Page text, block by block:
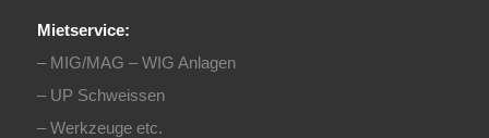
Mietservice:
– MIG/MAG – WIG Anlagen
– UP Schweissen
– Werkzeuge etc.